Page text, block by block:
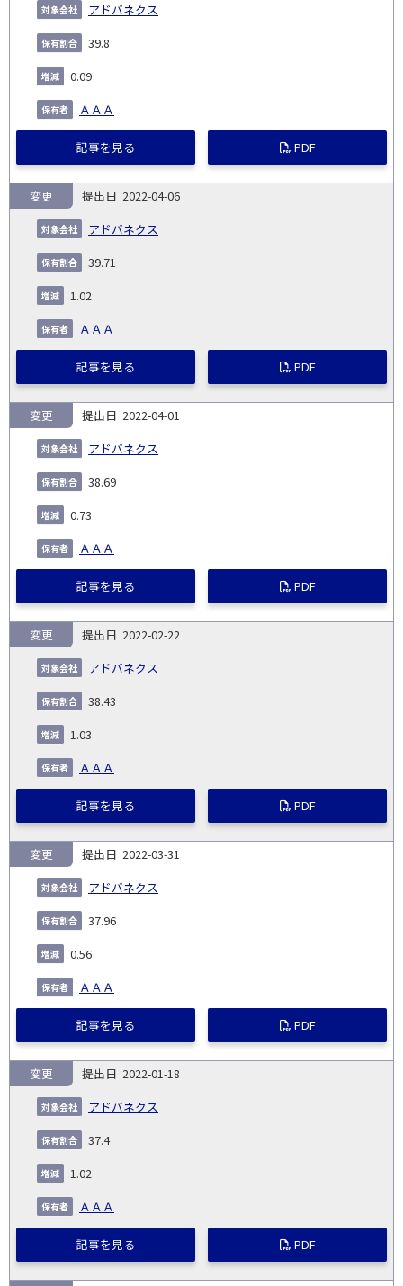
アドバネクス
39.8
0.09
ＡＡＡ
記事を見る PDF
2022-04-06
アドバネクス
変更
39.71
1.02
ＡＡＡ
記事を見る PDF
2022-04-01
アドバネクス
変更
38.69
0.73
ＡＡＡ
記事を見る PDF
2022-02-22
アドバネクス
変更
38.43
1.03
ＡＡＡ
記事を見る PDF
2022-03-31
アドバネクス
変更
37.96
0.56
ＡＡＡ
記事を見る PDF
2022-01-18
アドバネクス
変更
37.4
1.02
ＡＡＡ
記事を見る PDF